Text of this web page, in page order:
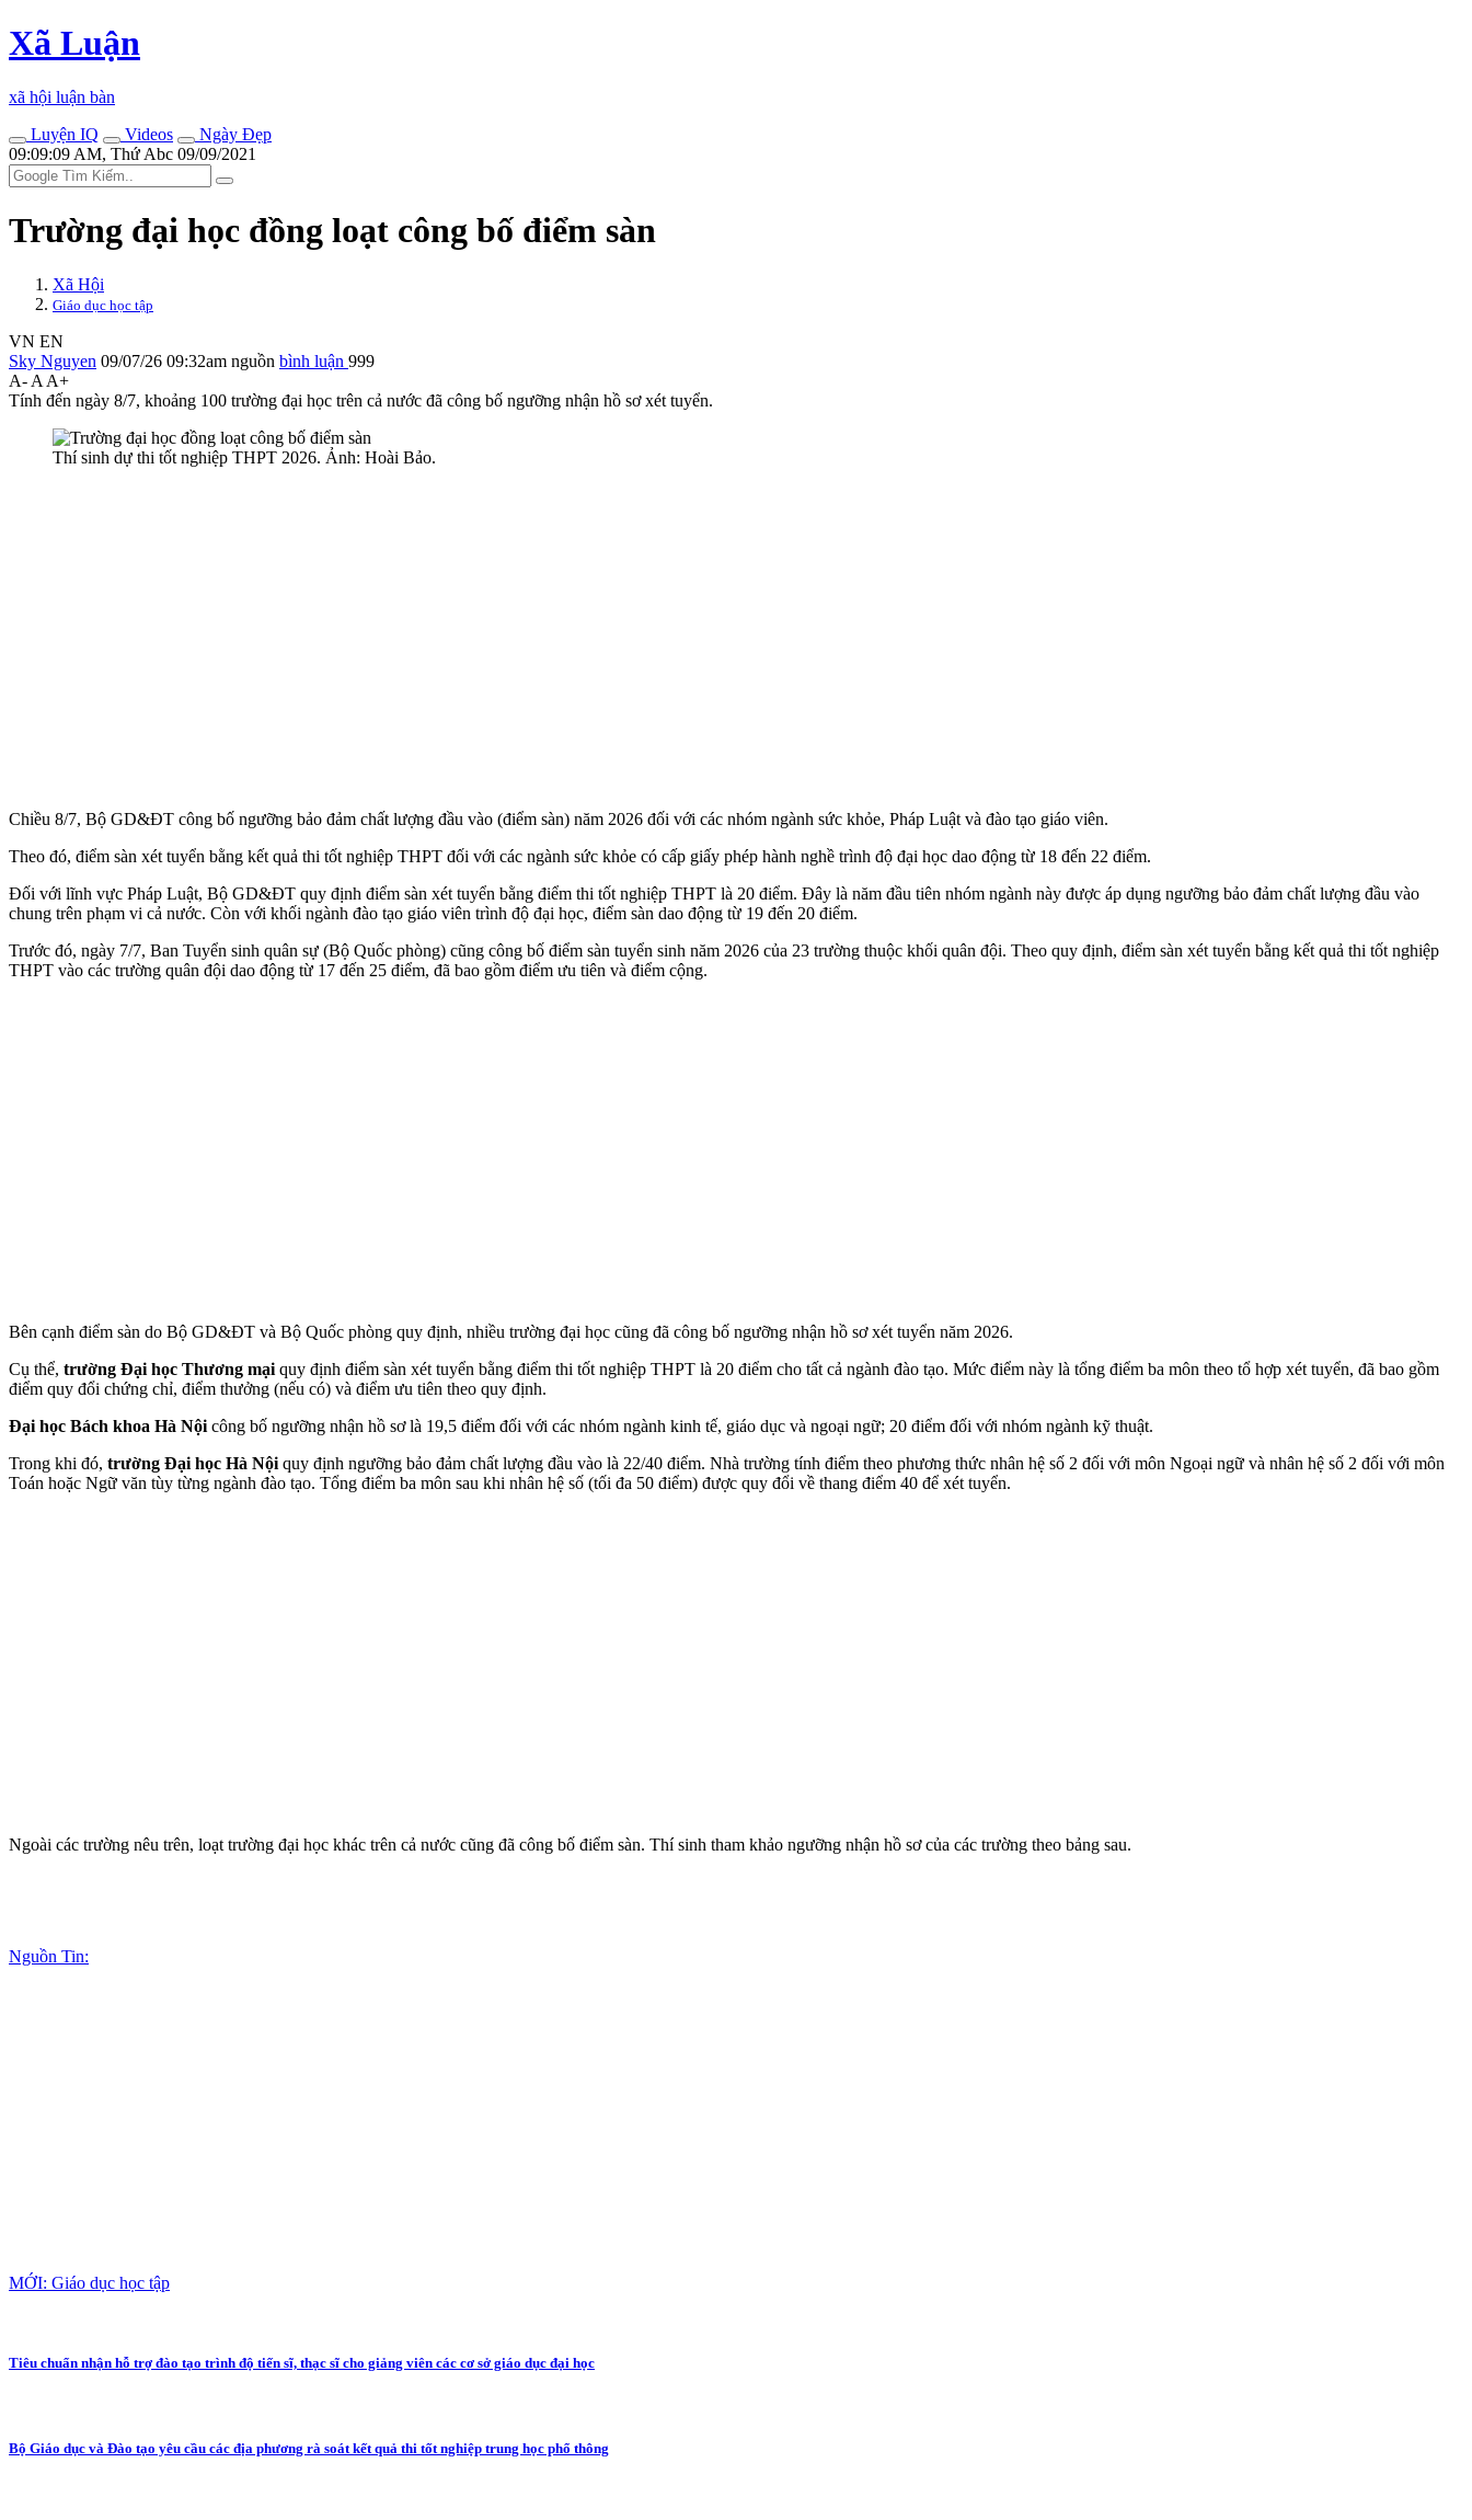
Xã Luận
xã hội luận bàn
Luyện IQ
Videos
Ngày Đẹp
09:09:09 AM, Thứ Abc 09/09/2021
Trường đại học đồng loạt công bố điểm sàn
Xã Hội
Giáo dục học tập
VN EN
Sky Nguyen 09/07/26 09:32am nguồn bình luận 999
A- A A+
Tính đến ngày 8/7, khoảng 100 trường đại học trên cả nước đã công bố ngưỡng nhận hồ sơ xét tuyển.
Thí sinh dự thi tốt nghiệp THPT 2026. Ảnh: Hoài Bảo.
Chiều 8/7, Bộ GD&ĐT công bố ngưỡng bảo đảm chất lượng đầu vào (điểm sàn) năm 2026 đối với các nhóm ngành sức khỏe, Pháp Luật và đào tạo giáo viên.
Theo đó, điểm sàn xét tuyển bằng kết quả thi tốt nghiệp THPT đối với các ngành sức khỏe có cấp giấy phép hành nghề trình độ đại học dao động từ 18 đến 22 điểm.
Đối với lĩnh vực Pháp Luật, Bộ GD&ĐT quy định điểm sàn xét tuyển bằng điểm thi tốt nghiệp THPT là 20 điểm. Đây là năm đầu tiên nhóm ngành này được áp dụng ngưỡng bảo đảm chất lượng đầu vào
chung trên phạm vi cả nước. Còn với khối ngành đào tạo giáo viên trình độ đại học, điểm sàn dao động từ 19 đến 20 điểm.
Trước đó, ngày 7/7, Ban Tuyển sinh quân sự (Bộ Quốc phòng) cũng công bố điểm sàn tuyển sinh năm 2026 của 23 trường thuộc khối quân đội. Theo quy định, điểm sàn xét tuyển bằng kết quả thi tốt nghiệp
THPT vào các trường quân đội dao động từ 17 đến 25 điểm, đã bao gồm điểm ưu tiên và điểm cộng.
Bên cạnh điểm sàn do Bộ GD&ĐT và Bộ Quốc phòng quy định, nhiều trường đại học cũng đã công bố ngưỡng nhận hồ sơ xét tuyển năm 2026.
Cụ thể, trường Đại học Thương mại quy định điểm sàn xét tuyển bằng điểm thi tốt nghiệp THPT là 20 điểm cho tất cả ngành đào tạo. Mức điểm này là tổng điểm ba môn theo tổ hợp xét tuyển, đã bao gồm
điểm quy đổi chứng chỉ, điểm thưởng (nếu có) và điểm ưu tiên theo quy định.
Đại học Bách khoa Hà Nội công bố ngưỡng nhận hồ sơ là 19,5 điểm đối với các nhóm ngành kinh tế, giáo dục và ngoại ngữ; 20 điểm đối với nhóm ngành kỹ thuật.
Trong khi đó, trường Đại học Hà Nội quy định ngưỡng bảo đảm chất lượng đầu vào là 22/40 điểm. Nhà trường tính điểm theo phương thức nhân hệ số 2 đối với môn Ngoại ngữ và nhân hệ số 2 đối với môn
Toán hoặc Ngữ văn tùy từng ngành đào tạo. Tổng điểm ba môn sau khi nhân hệ số (tối đa 50 điểm) được quy đổi về thang điểm 40 để xét tuyển.
Ngoài các trường nêu trên, loạt trường đại học khác trên cả nước cũng đã công bố điểm sàn. Thí sinh tham khảo ngưỡng nhận hồ sơ của các trường theo bảng sau.
Nguồn Tin:
MỚI: Giáo dục học tập
Tiêu chuẩn nhận hỗ trợ đào tạo trình độ tiến sĩ, thạc sĩ cho giảng viên các cơ sở giáo dục đại học
Bộ Giáo dục và Đào tạo yêu cầu các địa phương rà soát kết quả thi tốt nghiệp trung học phổ thông